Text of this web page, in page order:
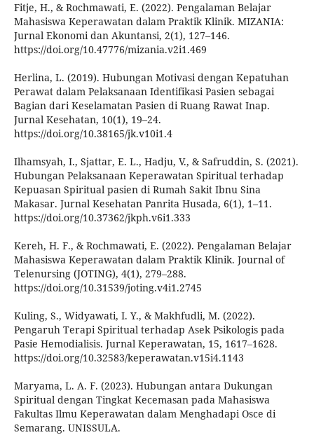
Fitje, H., & Rochmawati, E. (2022). Pengalaman Belajar
Mahasiswa Keperawatan dalam Praktik Klinik. MIZANIA:
Jurnal Ekonomi dan Akuntansi, 2(1), 127–146.
https://doi.org/10.47776/mizania.v2i1.469
Herlina, L. (2019). Hubungan Motivasi dengan Kepatuhan
Perawat dalam Pelaksanaan Identifikasi Pasien sebagai
Bagian dari Keselamatan Pasien di Ruang Rawat Inap.
Jurnal Kesehatan, 10(1), 19–24.
https://doi.org/10.38165/jk.v10i1.4
Ilhamsyah, I., Sjattar, E. L., Hadju, V., & Safruddin, S. (2021).
Hubungan Pelaksanaan Keperawatan Spiritual terhadap
Kepuasan Spiritual pasien di Rumah Sakit Ibnu Sina
Makasar. Jurnal Kesehatan Panrita Husada, 6(1), 1–11.
https://doi.org/10.37362/jkph.v6i1.333
Kereh, H. F., & Rochmawati, E. (2022). Pengalaman Belajar
Mahasiswa Keperawatan dalam Praktik Klinik. Journal of
Telenursing (JOTING), 4(1), 279–288.
https://doi.org/10.31539/joting.v4i1.2745
Kuling, S., Widyawati, I. Y., & Makhfudli, M. (2022).
Pengaruh Terapi Spiritual terhadap Asek Psikologis pada
Pasie Hemodialisis. Jurnal Keperawatan, 15, 1617–1628.
https://doi.org/10.32583/keperawatan.v15i4.1143
Maryama, L. A. F. (2023). Hubungan antara Dukungan
Spiritual dengan Tingkat Kecemasan pada Mahasiswa
Fakultas Ilmu Keperawatan dalam Menghadapi Osce di
Semarang. UNISSULA.